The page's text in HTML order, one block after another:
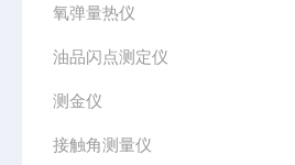
氧弹量热仪
油品闪点测定仪
测金仪
接触角测量仪